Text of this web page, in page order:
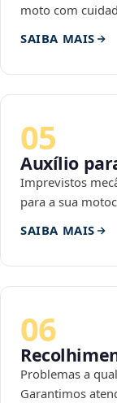
moto com
SAIBA MAIS
05
Auxílio
Imprevistos
para a sua
SAIBA MAIS
06
Problemas a
Garantimos